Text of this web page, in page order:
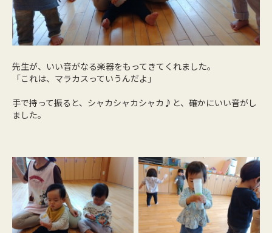
先生が、いい音がなる楽器をもってきてくれました。
「これは、マラカスっていうんだよ」
手で持って振ると、シャカシャカシャカ♪と、確かにいい音がし
ました。